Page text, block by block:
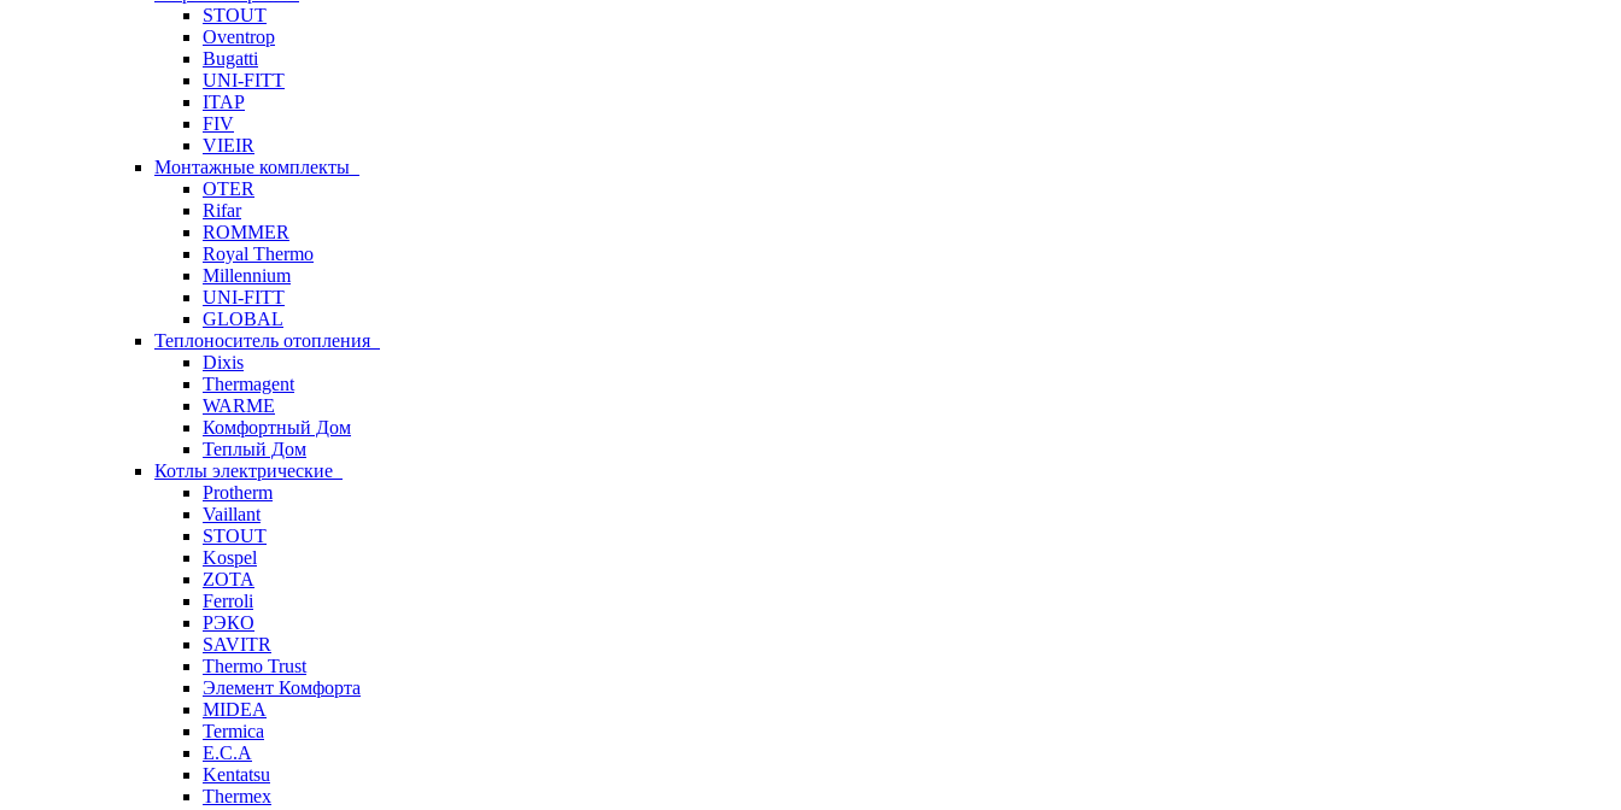
STOUT
Oventrop
Bugatti
UNI-FITT
ITAP
FIV
VIEIR
Монтажные комплекты
OTER
Rifar
ROMMER
Royal Thermo
Millennium
UNI-FITT
GLOBAL
Теплоноситель отопления
Dixis
Thermagent
WARME
Комфортный Дом
Теплый Дом
Котлы электрические
Protherm
Vaillant
STOUT
Kospel
ZOTA
Ferroli
РЭКО
SAVITR
Thermo Trust
Элемент Комфорта
MIDEA
Termica
E.C.A
Kentatsu
Thermex